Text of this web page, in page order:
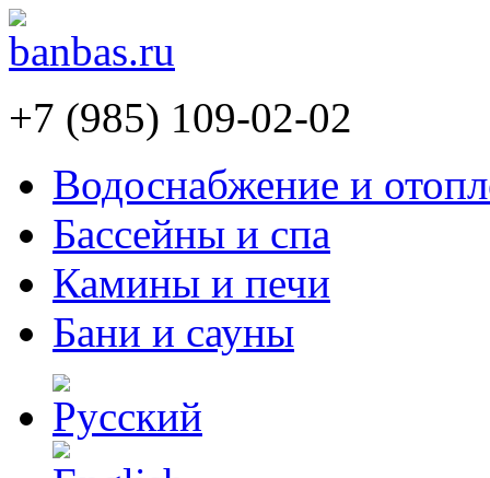
+7 (985) 109-02-02
Водоснабжение и
Бассейны и спа
Камины и печи
Бани и сауны